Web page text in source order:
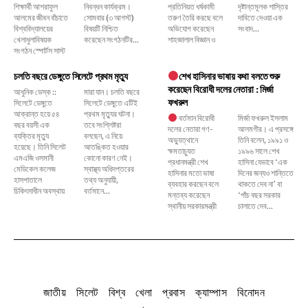
শিক্ষার্থী আশরাফুল
আলমের জীবন বাঁচাতে
বিশ্ববিদ্যালয়ের
খেলাধুলাবিষয়ক
সংগঠন স্পোর্টস সাস্ট
নিবন্ধন কার্যক্রম।
সোমবার (৩ আগস্ট)
বিষয়টি নিশ্চিত
করেছেন সংগঠনটির...
প্রতিনিয়ত ধর্ষকামী
তরুণ তৈরি করছে বলে
অভিযোগ করেছেন
শাহজালাল বিজ্ঞান ও
দৃষ্টান্তমূলক শাস্তির
দাবিতে দেওয়া এক
সংবাদ...
চলতি বছরে ডেঙ্গুতে সিলেটে প্রথম মৃত্যু
আধুনিক ডেস্ক ::
সিলেটে ডেঙ্গুতে
আক্রান্ত হয়ে ৫৪
বছর বয়সী এক
ব্যক্তির মৃত্যু
হয়েছে। তিনি সিলেট
এমএজি ওসমানী
মেডিকেল কলেজ
হাসপাতালে
চিকিৎসাধীন অবস্থায়
মারা যান। চলতি বছরে
সিলেটে ডেঙ্গুতে এটিই
প্রথম মৃত্যুর ঘটনা।
তবে সংশ্লিষ্টরা
বলছেন, এ নিয়ে
আতঙ্কিত হওয়ার
কোনো কারণ নেই।
স্বাস্থ্য অধিদপ্তরের
তথ্য অনুযায়ী,
বর্তমানে...
শেখ হাসিনার ভাষায় কথা বলতে শুরু
করেছেন বিরোধী দলের নেতারা : মির্জা
ফখরুল
বর্তমান বিরোধী
দলের নেতারা গণ-
অভ্যুত্থানে
ক্ষমতাচ্যুত
প্রধানমন্ত্রী শেখ
হাসিনার মতো ভাষা
ব্যবহার করছেন বলে
মন্তব্য করেছেন
স্থানীয় সরকারমন্ত্রী
মির্জা ফখরুল ইসলাম
আলমগীর। এ প্রসঙ্গে
তিনি বলেন, ১৯৯১ ও
১৯৯৬ সালে শেখ
হাসিনা যেভাবে ‘এক
দিনের জন্যও শান্তিতে
থাকতে দেব না’ বা
‘পাঁচ বছর সরকার
চালাতে দেব...
জাতীয় সিলেট বিশ্ব খেলা প্রবাস ক্যাম্পাস বিনোদন